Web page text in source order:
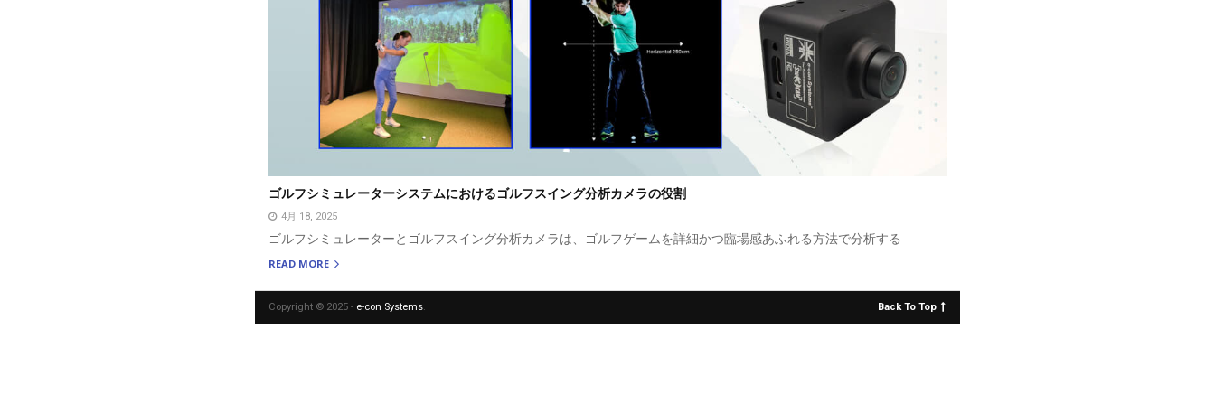
ゴルフシミュレーターシステムにおけるゴルフスイング分析カメラの役割
4月 18, 2025
ゴルフシミュレーターとゴルフスイング分析カメラは、ゴルフゲームを詳細かつ臨場感あふれる方法で分析する
READ MORE
Copyright © 2025 - e-con Systems. Back To Top